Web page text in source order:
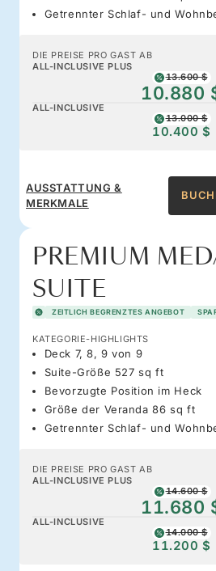
Getrennter Schlaf- und
DIE PREISE PRO GAST AB
ALL-INCLUSIVE PLUS
13.600 $
10.880
ALL-INCLUSIVE
13.000 $
10.400 $
AUSSTATTUNG &
MERKMALE
PREMIUM
SUITE
ZEITLICH BEGRENZTES ANGEBOT
KATEGORIE-HIGHLIGHTS
Deck 7, 8, 9 von 9
Suite-Größe 527 sq ft
Bevorzugte Position im Heck
Größe der Veranda 86 sq ft
Getrennter Schlaf- und
DIE PREISE PRO GAST AB
ALL-INCLUSIVE PLUS
14.600 $
11.680
ALL-INCLUSIVE
14.000 $
11.200 $